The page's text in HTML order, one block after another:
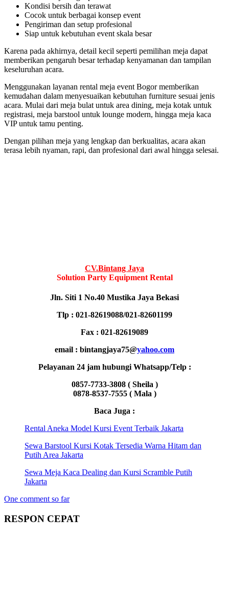
Kondisi bersih dan terawat
Cocok untuk berbagai konsep event
Pengiriman dan setup profesional
Siap untuk kebutuhan event skala besar
Karena pada akhirnya, detail kecil seperti pemilihan meja dapat
memberikan pengaruh besar terhadap kenyamanan dan tampilan
keseluruhan acara.
Menggunakan layanan rental meja event Bogor memberikan
kemudahan dalam menyesuaikan kebutuhan furniture sesuai jenis
acara. Mulai dari meja bulat untuk area dining, meja kotak untuk
registrasi, meja barstool untuk lounge modern, hingga meja kaca
VIP untuk tamu penting.
Dengan pilihan meja yang lengkap dan berkualitas, acara akan
terasa lebih nyaman, rapi, dan profesional dari awal hingga selesai.
CV.Bintang Jaya
Solution Party Equipment Rental
Jln. Siti 1 No.40 Mustika Jaya Bekasi
Tlp : 021-82619088/021-82601199
Fax : 021-82619089
email : bintangjaya75@yahoo.com
Pelayanan 24 jam hubungi Whatsapp/Telp :
0857-7733-3808 ( Sheila )
0878-8537-7555 ( Mala )
Baca Juga :
Rental Aneka Model Kursi Event Terbaik Jakarta
Sewa Barstool Kursi Kotak Tersedia Warna Hitam dan
Putih Area Jakarta
Sewa Meja Kaca Dealing dan Kursi Scramble Putih
Jakarta
One comment so far
RESPON CEPAT